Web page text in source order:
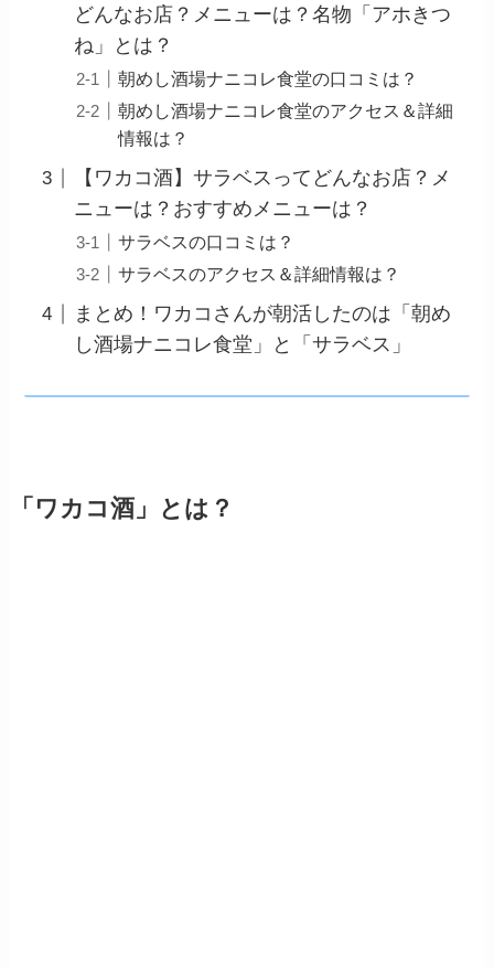
どんなお店？メニューは？名物「アホきつ
ね」とは？
朝めし酒場ナニコレ食堂の口コミは？
朝めし酒場ナニコレ食堂のアクセス＆詳細
情報は？
【ワカコ酒】サラベスってどんなお店？メ
ニューは？おすすめメニューは？
サラベスの口コミは？
サラベスのアクセス＆詳細情報は？
まとめ！ワカコさんが朝活したのは「朝め
し酒場ナニコレ食堂」と「サラベス」
「ワカコ酒」とは？